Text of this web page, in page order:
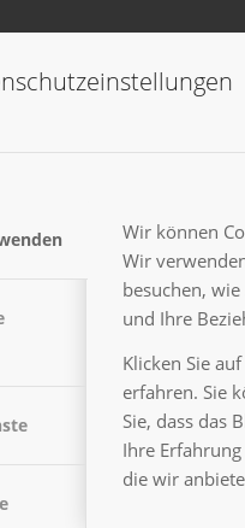
Wir können
Wir
besuchen,
und Ihre
Klicken Sie
erfahren. Sie
Sie, dass das
Ihre
die wir